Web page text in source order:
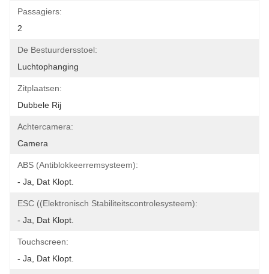
Passagiers:
2
De Bestuurdersstoel:
Luchtophanging
Zitplaatsen:
Dubbele Rij
Achtercamera:
Camera
ABS (Antiblokkeerremsysteem):
- Ja, Dat Klopt.
ESC ((Elektronisch Stabiliteitscontrolesysteem):
- Ja, Dat Klopt.
Touchscreen:
- Ja, Dat Klopt.